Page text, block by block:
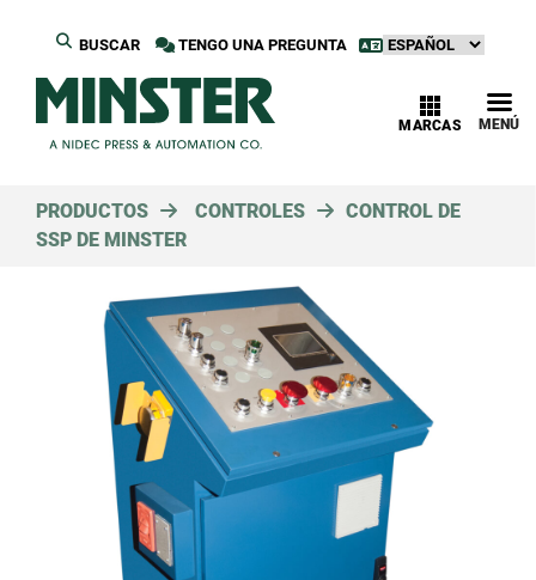
TENGO UNA PREGUNTA
BUSCAR
MENÚ
MARCAS
PRODUCTOS CONTROLES
CONTROL DE
SSP DE MINSTER